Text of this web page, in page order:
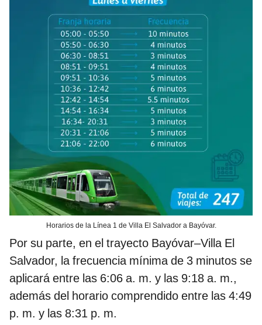
Horarios de la Línea 1 de Villa El Salvador a Bayóvar.
Por su parte, en el trayecto Bayóvar–Villa El
Salvador, la frecuencia mínima de 3 minutos se
aplicará entre las 6:06 a. m. y las 9:18 a. m.,
además del horario comprendido entre las 4:49
p. m. y las 8:31 p. m.